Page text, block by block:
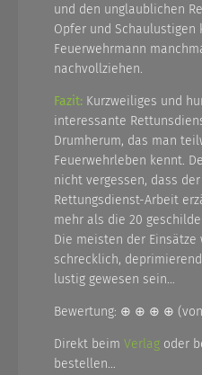
und den unglaublichen
Opfer und Schaulustigen
Feuerwehrmann
nachvollziehen.
Fazit: Kurzweiliges und
interessante
Drumherum, das man
Feuerwehrleben kennt.
nicht vergessen, dass
Rettungsdienst-Arbeit
mehr als die 20
Die meisten der
schrecklich,
lustig gewesen sein…
Bewertung: ⊕ ⊕ ⊕ ⊕
Direkt beim Verlag oder
bestellen…